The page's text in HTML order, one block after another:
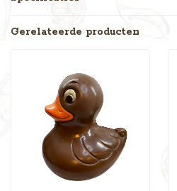
Gerelateerde producten